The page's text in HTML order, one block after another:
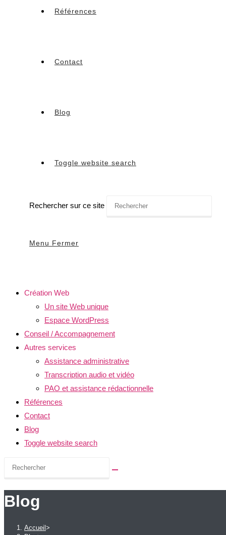
Références
Contact
Blog
Toggle website search
Rechercher sur ce site
Menu Fermer
Création Web
Un site Web unique
Espace WordPress
Conseil / Accompagnement
Autres services
Assistance administrative
Transcription audio et vidéo
PAO et assistance rédactionnelle
Références
Contact
Blog
Toggle website search
Blog
Accueil >